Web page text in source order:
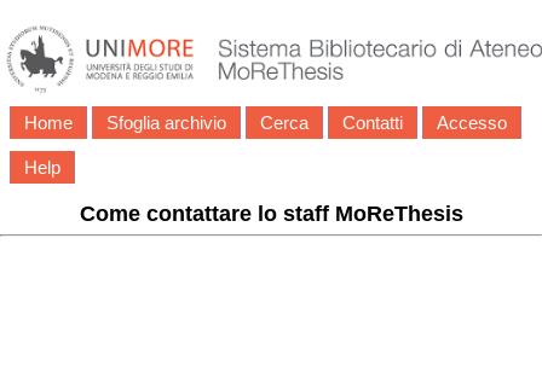
Home Sfoglia archivio Cerca Contatti Accesso
Help
Come contattare lo staff MoReThesis